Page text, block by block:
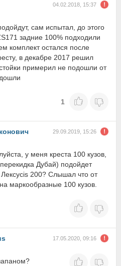
04.02.2018, 15:37
сам испытал, до этого
задние 100% подходили
комплект остался после
в декабре 2017 решил
примерил не подошли от
1
29.09.2019, 15:26
у меня креста 100 кузов,
Дубай) подойдет
200? Слышал что от
маркообразные 100 кузов.
17.05.2020, 09:16